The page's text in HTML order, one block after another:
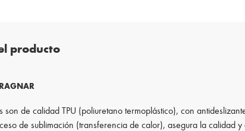
producto
son de calidad TPU (poliuretano termoplástico), con
de sublimación (transferencia de calor), asegura la calidad